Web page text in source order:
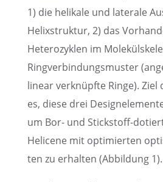
1) die helikale und laterale
Helix­struk­tur, 2) das
Hetero­zy­klen im
Ringver­bin­dungs­mus­ter
linear verknüpfte Ringe). Ziel
es, diese drei
um Bor- und Stick­stoff-
Helicene mit optimier­ten
ten zu erhal­ten (Abbil­dung 1).